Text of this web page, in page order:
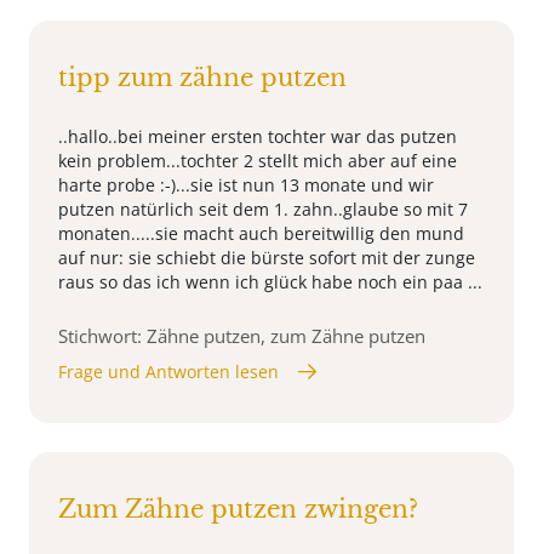
tipp zum zähne putzen
..hallo..bei meiner ersten tochter war das putzen
kein problem...tochter 2 stellt mich aber auf eine
harte probe :-)...sie ist nun 13 monate und wir
putzen natürlich seit dem 1. zahn..glaube so mit 7
monaten.....sie macht auch bereitwillig den mund
auf nur: sie schiebt die bürste sofort mit der zunge
raus so das ich wenn ich glück habe noch ein paa ...
Stichwort: Zähne putzen, zum Zähne putzen
Frage und Antworten lesen
Zum Zähne putzen zwingen?